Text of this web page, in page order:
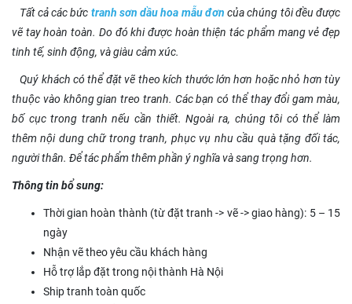
Tất cả các bức tranh sơn dầu hoa mẫu đơn của chúng tôi đều được
vẽ tay hoàn toàn. Do đó khi được hoàn thiện tác phẩm mang vẻ đẹp
tinh tế, sinh động, và giàu cảm xúc.
Quý khách có thể đặt vẽ theo kích thước lớn hơn hoặc nhỏ hơn tùy
thuộc vào không gian treo tranh. Các bạn có thể thay đổi gam màu,
bố cục trong tranh nếu cần thiết. Ngoài ra, chúng tôi có thể làm
thêm nội dung chữ trong tranh, phục vụ nhu cầu quà tặng đối tác,
người thân. Để tác phẩm thêm phần ý nghĩa và sang trọng hơn.
Thông tin bổ sung:
Thời gian hoàn thành (từ đặt tranh -> vẽ -> giao hàng): 5 – 15
ngày
Nhận vẽ theo yêu cầu khách hàng
Hỗ trợ lắp đặt trong nội thành Hà Nội
Ship tranh toàn quốc